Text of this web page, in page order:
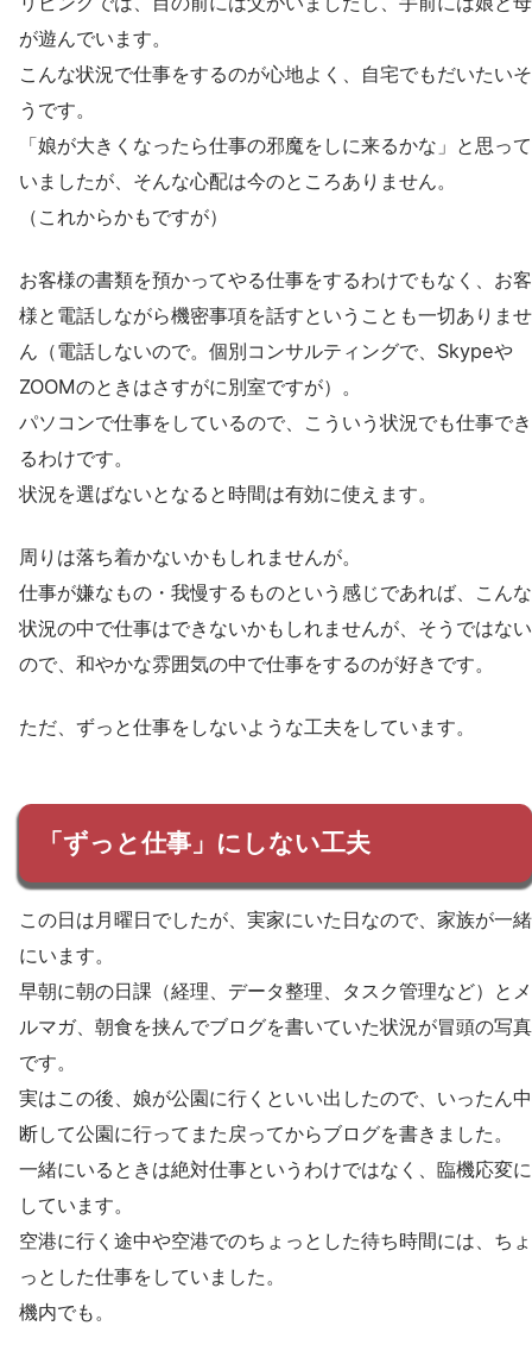
が遊んでいます。
こんな状況で仕事をするのが心地よく、自宅でもだいたいそ
うです。
「娘が大きくなったら仕事の邪魔をしに来るかな」と思って
いましたが、そんな心配は今のところありません。
（これからかもですが）
お客様の書類を預かってやる仕事をするわけでもなく、お客
様と電話しながら機密事項を話すということも一切ありませ
ん（電話しないので。個別コンサルティングで、Skypeや
ZOOMのときはさすがに別室ですが）。
パソコンで仕事をしているので、こういう状況でも仕事でき
るわけです。
状況を選ばないとなると時間は有効に使えます。
周りは落ち着かないかもしれませんが。
仕事が嫌なもの・我慢するものという感じであれば、こんな
状況の中で仕事はできないかもしれませんが、そうではない
ので、和やかな雰囲気の中で仕事をするのが好きです。
ただ、ずっと仕事をしないような工夫をしています。
「ずっと仕事」にしない工夫
この日は月曜日でしたが、実家にいた日なので、家族が一緒
にいます。
早朝に朝の日課（経理、データ整理、タスク管理など）とメ
ルマガ、朝食を挟んでブログを書いていた状況が冒頭の写真
です。
実はこの後、娘が公園に行くといい出したので、いったん中
断して公園に行ってまた戻ってからブログを書きました。
一緒にいるときは絶対仕事というわけではなく、臨機応変に
しています。
空港に行く途中や空港でのちょっとした待ち時間には、ちょ
っとした仕事をしていました。
機内でも。